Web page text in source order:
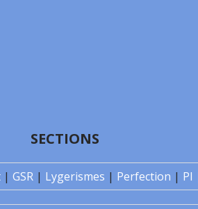
SECTIONS
| GSR | Lygerismes | Perfection | PI